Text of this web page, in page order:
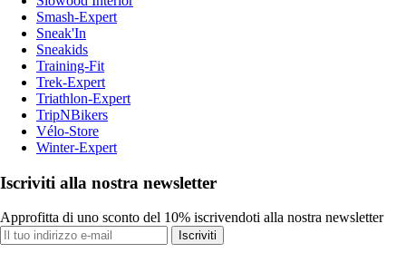
Smash-Expert
Sneak'In
Sneakids
Training-Fit
Trek-Expert
Triathlon-Expert
TripNBikers
Vélo-Store
Winter-Expert
Iscriviti alla nostra newsletter
Approfitta di uno sconto del 10% iscrivendoti alla nostra newsletter
Iscriviti